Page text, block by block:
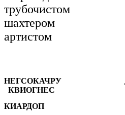
трубочистом
шахтером
артистом
НЕГСОКАЧРУ
КВИОГНЕС
КИАРДОП